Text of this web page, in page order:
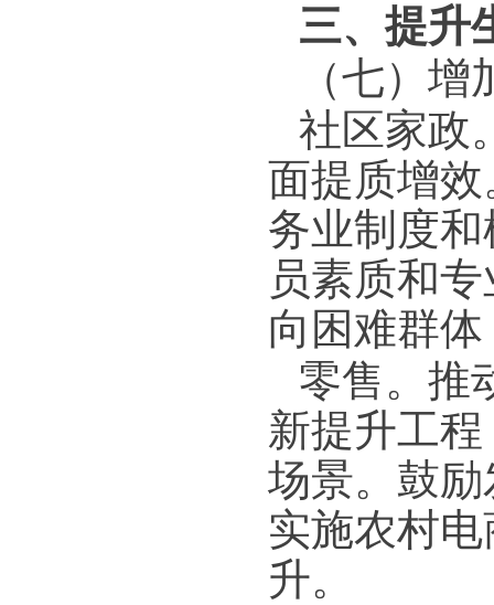
三、提升
（七）
社区家政
面提质增
务业制度
员素质和
向困难群
零售。 推
新提升工
场景。鼓
实施农村
升。